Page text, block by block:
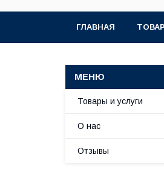
ГЛАВНАЯ
Товары и услуги
О нас
Отзывы